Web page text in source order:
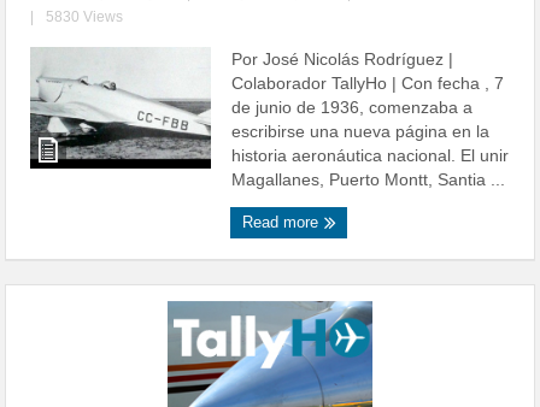
5830 Views
Por José Nicolás Rodríguez |
Colaborador TallyHo | Con fecha , 7
de junio de 1936, comenzaba a
escribirse una nueva página en la
historia aeronáutica nacional. El unir
Magallanes, Puerto Montt, Santia ...
Read more